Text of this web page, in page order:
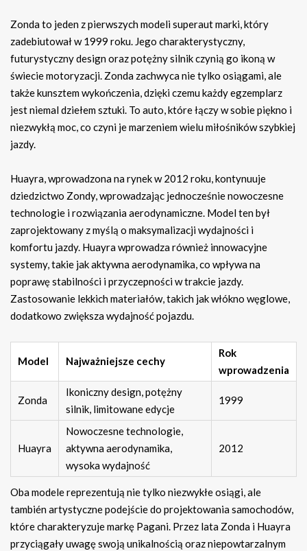
Zonda to jeden z pierwszych modeli superaut marki, który
zadebiutował w 1999 roku. Jego charakterystyczny,
futurystyczny design oraz potężny silnik czynią go ikoną w
świecie motoryzacji. Zonda zachwyca nie tylko osiągami, ale
także kunsztem wykończenia, dzięki czemu każdy egzemplarz
jest niemal dziełem sztuki. To auto, które łączy w sobie piękno i
niezwykłą moc, co czyni je marzeniem wielu miłośników szybkiej
jazdy.
Huayra, wprowadzona na rynek w 2012 roku, kontynuuje
dziedzictwo Zondy, wprowadzając jednocześnie nowoczesne
technologie i rozwiązania aerodynamiczne. Model ten był
zaprojektowany z myślą o maksymalizacji wydajności i
komfortu jazdy. Huayra wprowadza również innowacyjne
systemy, takie jak aktywna aerodynamika, co wpływa na
poprawę stabilności i przyczepności w trakcie jazdy.
Zastosowanie lekkich materiałów, takich jak włókno węglowe,
dodatkowo zwiększa wydajność pojazdu.
Model Najważniejsze cechy
Rok
wprowadzenia
Zonda
Ikoniczny design, potężny
silnik, limitowane edycje
1999
Huayra
Nowoczesne technologie,
aktywna aerodynamika,
wysoka wydajność
2012
Oba modele reprezentują nie tylko niezwykłe osiągi, ale
también artystyczne podejście do projektowania samochodów,
które charakteryzuje markę Pagani. Przez lata Zonda i Huayra
przyciągały uwagę swoją unikalnością oraz niepowtarzalnym